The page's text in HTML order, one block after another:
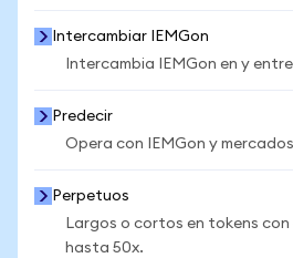
Intercambiar IEMGon
Intercambia IEMGon en y
Predecir
Opera con IEMGon y
Perpetuos
Largos o cortos en tokens
hasta 50x.